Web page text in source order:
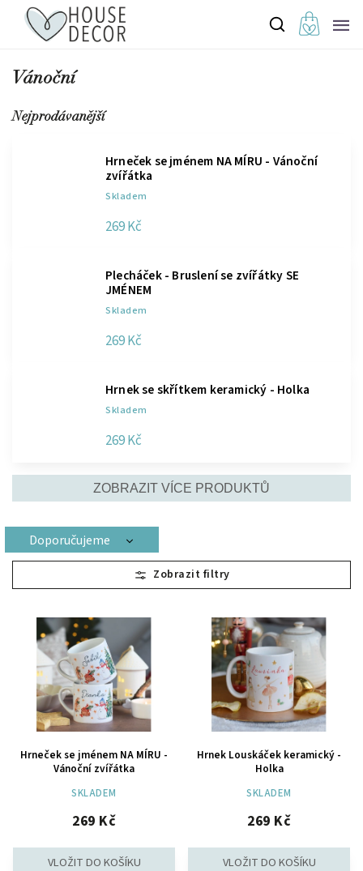
Vánoční
Nejprodávanější
Hrneček se jménem NA MÍRU - Vánoční
zvířátka
Skladem
269 Kč
Plecháček - Bruslení se zvířátky SE
JMÉNEM
Skladem
269 Kč
Hrnek se skřítkem keramický - Holka
Skladem
269 Kč
ZOBRAZIT VÍCE PRODUKTŮ
Doporučujeme
Nejlevnější
Nejdražší
Nejprodávanější
Abecedně
Hrneček se jménem NA MÍRU -
Vánoční zvířátka
SKLADEM
269 Kč
Hrnek Louskáček keramický -
Holka
SKLADEM
269 Kč